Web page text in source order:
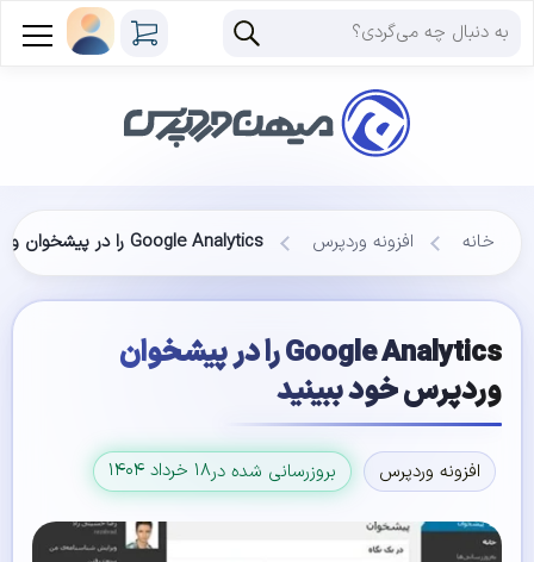
خانه افزونه وردپرس Google Analytics را در پیشخوان وردپرس خود ببینید
Google Analytics را در پیشخوان
وردپرس خود ببینید
افزونه وردپرس بروزرسانی شده در۱۸ خرداد ۱۴۰۴